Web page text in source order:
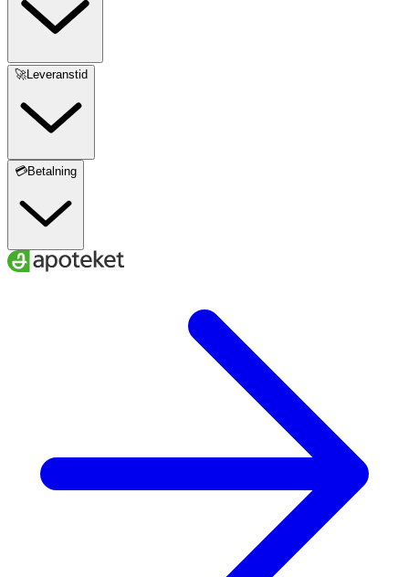
🚀Leveranstid
💳Betalning